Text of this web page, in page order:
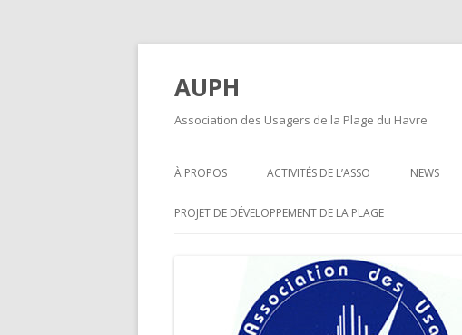
AUPH
Association des Usagers de la Plage du Havre
À PROPOS ACTIVITÉS DE L’ASSO NEWS
PROJET DE DÉVELOPPEMENT DE LA PLAGE